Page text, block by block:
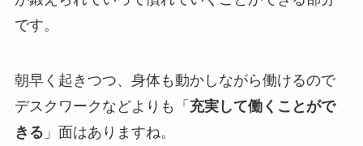
です。
朝早く起きつつ、身体も動かしながら働けるので
デスクワークなどよりも「 充実して働くことがで
きる 」面はありますね。